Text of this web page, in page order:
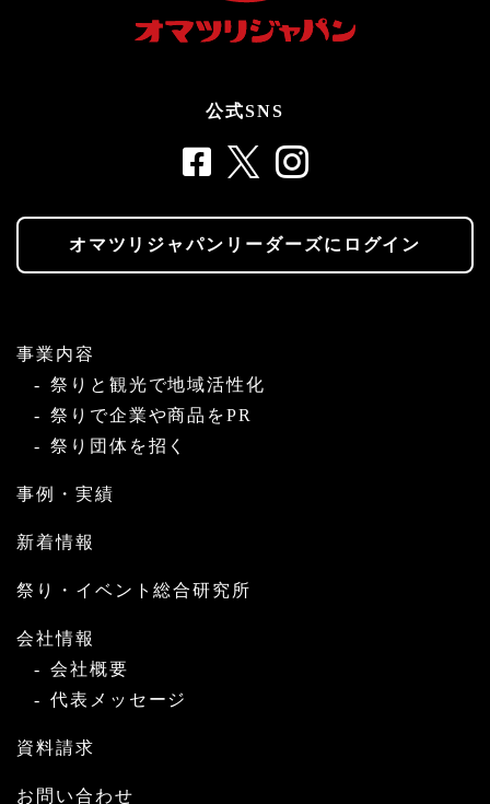
公式SNS
オマツリジャパンリーダーズにログイン
事業内容
祭りと観光で地域活性化
祭りで企業や商品をPR
祭り団体を招く
事例・実績
新着情報
祭り・イベント総合研究所
会社情報
会社概要
代表メッセージ
資料請求
お問い合わせ